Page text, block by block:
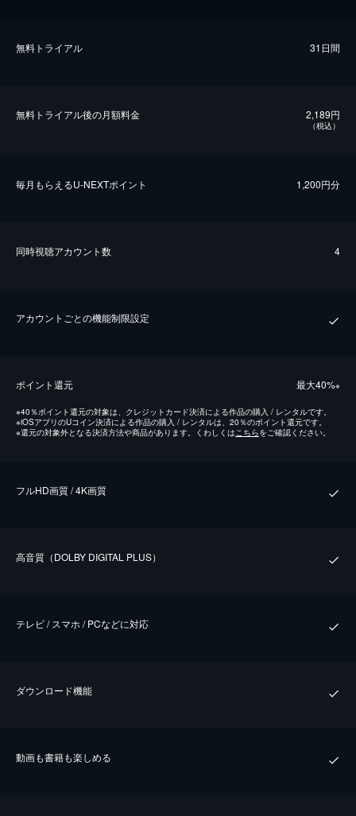
無料トライアル 31日間
無料トライアル後の⽉額料金 2,189円
（税込）
毎⽉もらえるU-NEXTポイント 1,200円分
同時視聴アカウント数 4
アカウントごとの機能制限設定
ポイント還元 最⼤40%※
※40％ポイント還元の対象は、クレジットカード決済による作品の購入 / レンタルです。
※iOSアプリのUコイン決済による作品の購入 / レンタルは、20％のポイント還元です。
※還元の対象外となる決済方法や商品があります。くわしくはこちらをご確認ください。
フルHD画質 / 4K画質
⾼⾳質（DOLBY DIGITAL PLUS）
テレビ / スマホ / PCなどに対応
ダウンロード機能
動画も書籍も楽しめる